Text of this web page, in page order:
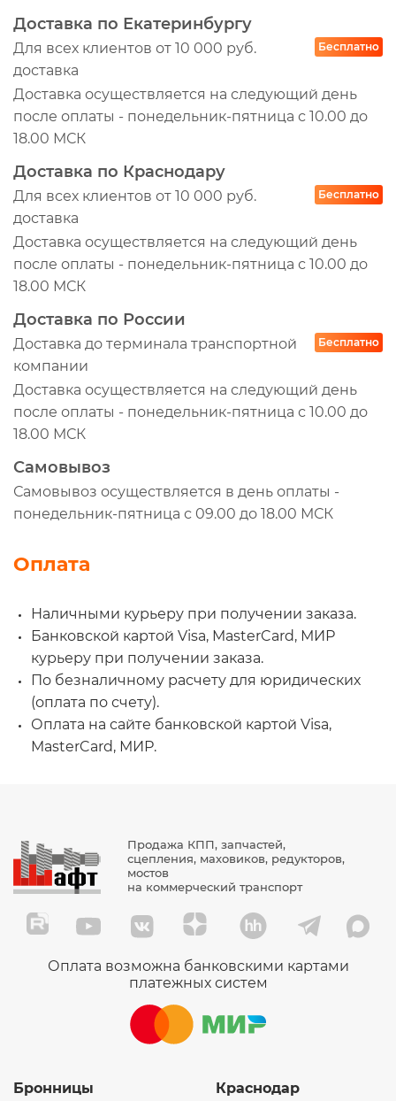
AL24
701.30.025
SK593001201
BAK.10313
GC5005
ASK636
SK-5930013-01
TBC3513TA04
202.452-01
85-23001-SX
101764
701.30.024
01.11.227
432.410.2227-1
43241022271
4324102442
KRY1005S
1.31809
KF8001PR
WSK.63.6
432 410 222 7
9428301
85-23008-SX
CS2004
Доставка по Екатеринбургу
Для всех клиентов от 10 000 руб.
доставка
Бесплатно
Доставка осуществляется на следующий день
после оплаты - понедельник-пятница с 10.00 до
18.00 МСК
Доставка по Краснодару
Для всех клиентов от 10 000 руб.
доставка
Бесплатно
Доставка осуществляется на следующий день
после оплаты - понедельник-пятница с 10.00 до
18.00 МСК
Доставка по России
Доставка до терминала транспортной
компании
Бесплатно
Доставка осуществляется на следующий день
после оплаты - понедельник-пятница с 10.00 до
18.00 МСК
Самовывоз
Самовывоз осуществляется в день оплаты -
понедельник-пятница с 09.00 до 18.00 МСК
Оплата
Наличными курьеру при получении заказа.
Банковской картой Visa, MasterCard, МИР
курьеру при получении заказа.
По безналичному расчету для юридических
(оплата по счету).
Оплата на сайте банковской картой Visa,
MasterCard, МИР.
Продажа КПП, запчастей,
сцепления, маховиков, редукторов,
мостов
на коммерческий транспорт
Оплата возможна банковскими картами
платежных систем
Бронницы Краснодар